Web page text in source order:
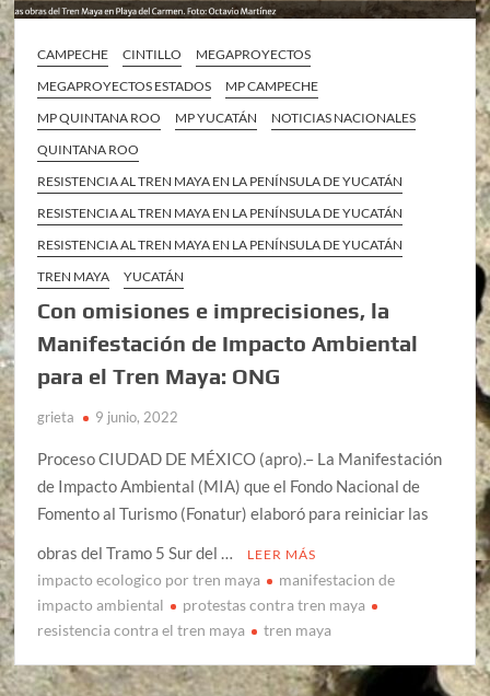
CAMPECHE CINTILLO
MEGAPROYECTOS
MEGAPROYECTOS ESTADOS
MP CAMPECHE
MP QUINTANA ROO
MP YUCATÁN
NOTICIAS NACIONALES
QUINTANA ROO
RESISTENCIA AL TREN MAYA EN LA PENÍNSULA DE YUCATÁN
RESISTENCIA AL TREN MAYA EN LA PENÍNSULA DE YUCATÁN
RESISTENCIA AL TREN MAYA EN LA PENÍNSULA DE YUCATÁN
TREN MAYA
YUCATÁN
Con omisiones e imprecisiones, la
Manifestación de Impacto Ambiental
para el Tren Maya: ONG
grieta 9 junio, 2022
Proceso CIUDAD DE MÉXICO (apro).– La Manifestación
de Impacto Ambiental (MIA) que el Fondo Nacional de
Fomento al Turismo (Fonatur) elaboró para reiniciar las
obras del Tramo 5 Sur del …
LEER MÁS
impacto ecologico por tren maya
manifestacion de
impacto ambiental
protestas contra tren maya
resistencia contra el tren maya
tren maya